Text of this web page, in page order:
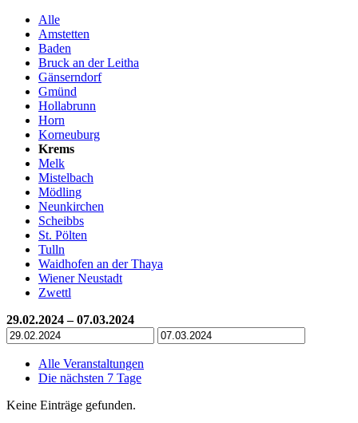
Alle
Amstetten
Baden
Bruck an der Leitha
Gänserndorf
Gmünd
Hollabrunn
Horn
Korneuburg
Krems
Melk
Mistelbach
Mödling
Neunkirchen
Scheibbs
St. Pölten
Tulln
Waidhofen an der Thaya
Wiener Neustadt
Zwettl
29.02.2024 – 07.03.2024
Alle Veranstaltungen
Die nächsten 7 Tage
Keine Einträge gefunden.